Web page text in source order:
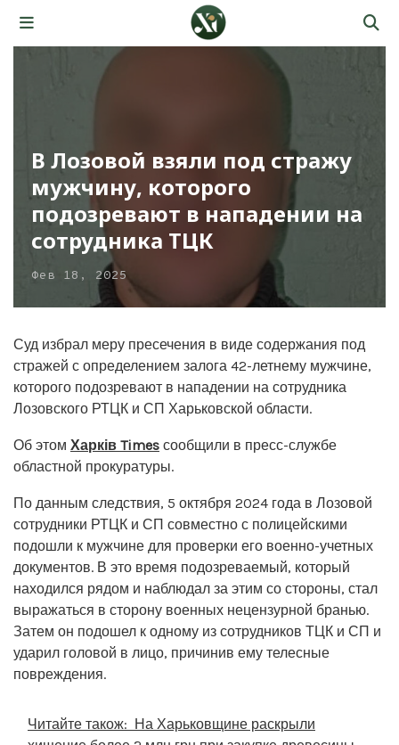
В Лозовой взяли под стражу
мужчину, которого
подозревают в нападении на
сотрудника ТЦК
Фев 18, 2025
Суд избрал меру пресечения в виде содержания под
стражей с определением залога 42-летнему мужчине,
которого подозревают в нападении на сотрудника
Лозовского РТЦК и СП Харьковской области.
Об этом Харків Times сообщили в пресс-службе
областной прокуратуры.
По данным следствия, 5 октября 2024 года в Лозовой
сотрудники РТЦК и СП совместно с полицейскими
подошли к мужчине для проверки его военно-учетных
документов. В это время подозреваемый, который
находился рядом и наблюдал за этим со стороны, стал
выражаться в сторону военных нецензурной бранью.
Затем он подошел к одному из сотрудников ТЦК и СП и
ударил головой в лицо, причинив ему телесные
повреждения.
Читайте також: На Харьковщине раскрыли